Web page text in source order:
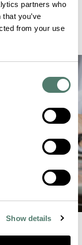
partners who
you’ve
from your use
Show details